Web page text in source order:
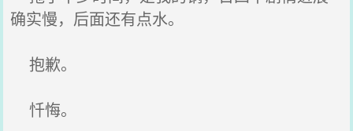
确实慢，后面还有点水。
抱歉。
忏悔。